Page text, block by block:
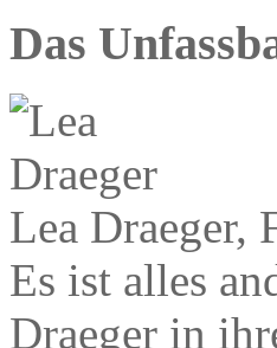
Das
Lea Draeger,
Es ist alles
Draeger in